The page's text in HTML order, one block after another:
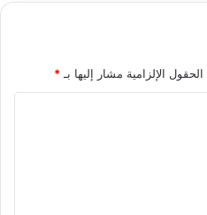
الحقول الإلزامية مشار إليها بـ *